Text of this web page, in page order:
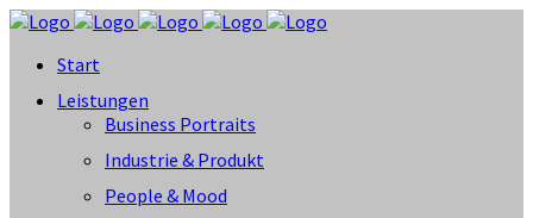
Start
Leistungen
Business Portraits
Industrie & Produkt
People & Mood